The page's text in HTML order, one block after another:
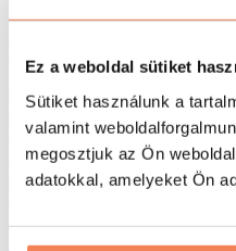
Ez a weboldal sütiket
Sütiket használunk a
valamint
megosztjuk az Ön
adatokkal, amelyeket Ön
Hátizsákok
Futás
Küzdősportok
Kerékpározás
Jóga és pilates
Úszás
Túrázás